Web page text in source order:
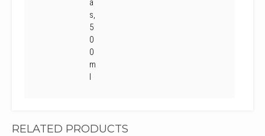
a
s,
5
0
0
m
l
RELATED PRODUCTS